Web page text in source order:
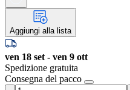
Aggiungi alla lista
ven 18 set - ven 9 ott
Spedizione gratuita
Consegna del pacco